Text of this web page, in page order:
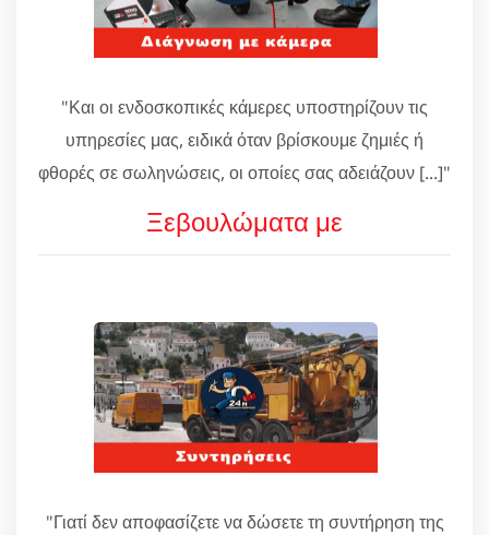
"Και οι ενδοσκοπικές κάμερες υποστηρίζουν τις
υπηρεσίες μας, ειδικά όταν βρίσκουμε ζημιές ή
φθορές σε σωληνώσεις, οι οποίες σας αδειάζουν [...]"
Ξεβουλώματα με
"Γιατί δεν αποφασίζετε να δώσετε τη συντήρηση της